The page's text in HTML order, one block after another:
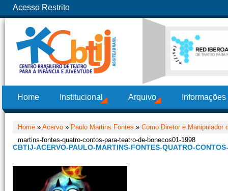
Acesso Restrito
Home Institucional Arquivo
Home » Acervo » Paulo Martins Fontes » Como Diretor e Manipulador
martins-fontes-quatro-contos-para-teatro-de-bonecos01-1998
CBTIJ-ACERVO-PAULO-MARTINS-FONTES-QUATRO-